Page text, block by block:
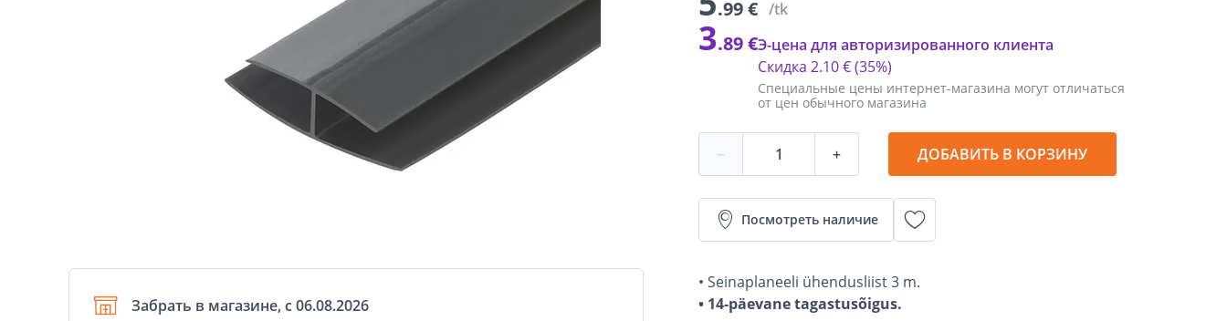
Забрать в магазине, с 06.08.2026
.99 € /tk
3.89 €
Специальные цены интернет-магазина могут отличаться
от цен обычного магазина
Скидка 2.10 €(35%)
Э-цена для авторизированного клиента
− + ДОБАВИТЬ В КОРЗИНУ
Посмотреть наличие
• Seinaplaneeli ühendusliist 3 m.
• 14-päevane tagastusõigus.